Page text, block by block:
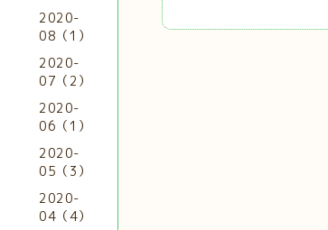
2020-
08（1）
2020-
07（2）
2020-
06（1）
2020-
05（3）
2020-
04（4）